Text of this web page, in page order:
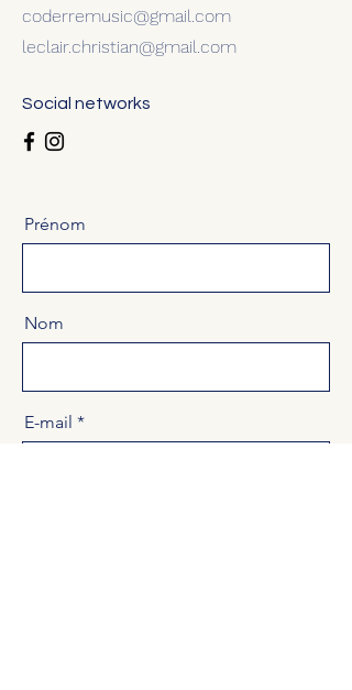
coderremusic@gmail.com
leclair.christian@gmail.com
Social networks
Prénom
Nom
E-mail